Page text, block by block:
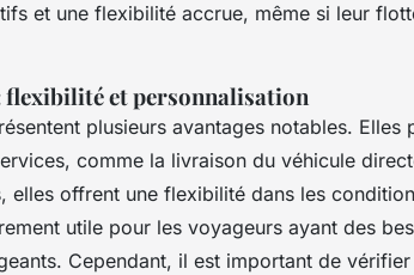
et une flexibilité accrue, même si leur
flexibilité et personnalisation
plusieurs avantages notables. Elles
comme la livraison du véhicule
offrent une flexibilité dans les
utile pour les voyageurs ayant des
Cependant, il est important de